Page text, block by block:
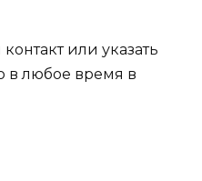
или указать
в любое время в